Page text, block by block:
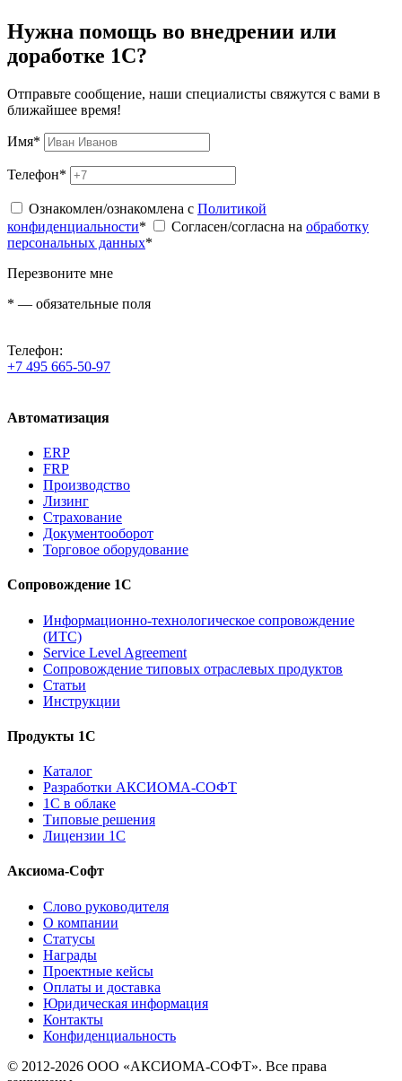
Нужна помощь во внедрении или
доработке 1С?
Отправьте сообщение, наши специалисты свяжутся с вами в
ближайшее время!
Имя*
Телефон*
Ознакомлен/ознакомлена с Политикой
конфиденциальности* Согласен/согласна на обработку
персональных данных*
Перезвоните мне
* — обязательные поля
Телефон:
+7 495 665-50-97
Автоматизация
ERP
FRP
Производство
Лизинг
Страхование
Документооборот
Торговое оборудование
Сопровождение 1С
Информационно-технологическое сопровождение
(ИТС)
Service Level Agreement
Сопровождение типовых отраслевых продуктов
Статьи
Инструкции
Продукты 1С
Каталог
Разработки АКСИОМА-СОФТ
1С в облаке
Типовые решения
Лицензии 1С
Аксиома-Софт
Слово руководителя
О компании
Статусы
Награды
Проектные кейсы
Оплаты и доставка
Юридическая информация
Контакты
Конфиденциальность
© 2012-2026 ООО «АКСИОМА-СОФТ». Все права